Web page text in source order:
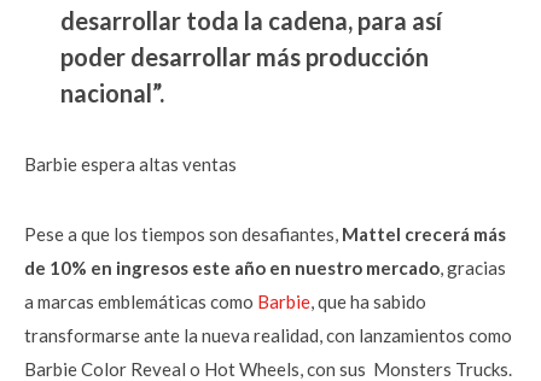
desarrollar toda la cadena, para así
poder desarrollar más producción
nacional”.
Barbie espera altas ventas
Pese a que los tiempos son desafiantes, Mattel crecerá más
de 10% en ingresos este año en nuestro mercado, gracias
a marcas emblemáticas como Barbie, que ha sabido
transformarse ante la nueva realidad, con lanzamientos como
Barbie Color Reveal o Hot Wheels, con sus Monsters Trucks.